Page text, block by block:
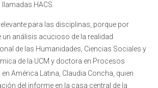
HACS.
para las disciplinas, porque por
un análisis acucioso de la realidad
de las Humanidades, Ciencias Sociales y
de la UCM y doctora en Procesos
América Latina, Claudia Concha, quien
del informe en la casa central de la